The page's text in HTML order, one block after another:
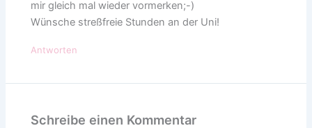
mir gleich mal wieder vormerken;-)
Wünsche streßfreie Stunden an der Uni!
Antworten
Schreibe einen Kommentar